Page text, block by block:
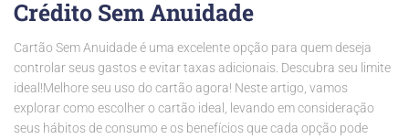
Crédito Sem Anuidade
Cartão Sem Anuidade é uma excelente opção para quem deseja
controlar seus gastos e evitar taxas adicionais. Descubra seu limite
ideal!Melhore seu uso do cartão agora! Neste artigo, vamos
explorar como escolher o cartão ideal, levando em consideração
seus hábitos de consumo e os benefícios que cada opção pode